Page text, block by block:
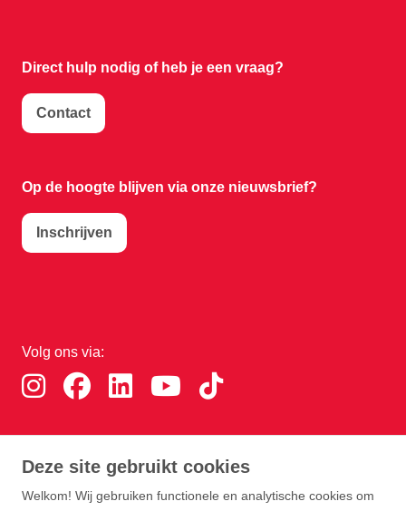
Deze site gebruikt cookies
Welkom! Wij gebruiken functionele en analytische cookies om
Direct hulp nodig ofheb je een vraag?
Contact
Op de hoogte blijven via onze nieuwsbrief?
Inschrijven
Volg ons via:
Download de RTHA app: